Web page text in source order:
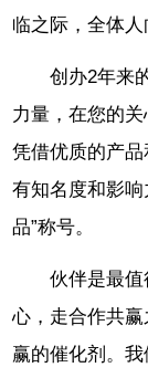
临之际，全体
创办2年来
力量，在您的
凭借优质的产
有知名度和影
品”称号。
伙伴是最
心，走合作共
赢的催化剂。